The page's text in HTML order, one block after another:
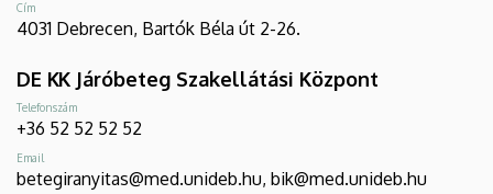
Cím
4031 Debrecen, Bartók Béla út 2-26.
DE KK Járóbeteg Szakellátási Központ
Telefonszám
+36 52 52 52 52
Email
betegiranyitas@med.unideb.hu, bik@med.unideb.hu